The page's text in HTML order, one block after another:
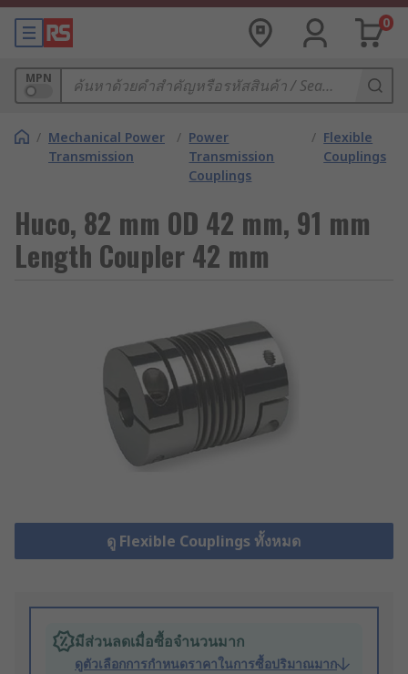
0
MPN
/ Mechanical Power
Transmission
/ Power
Transmission
Couplings
/ Flexible
Couplings
Huco, 82 mm OD 42 mm, 91 mm
Length Coupler 42 mm
ดู Flexible Couplings ทั้งหมด
มีส่วนลดเมื่อซื้อจำนวนมาก
ดูตัวเลือกการกำหนดราคาในการซื้อปริมาณมาก